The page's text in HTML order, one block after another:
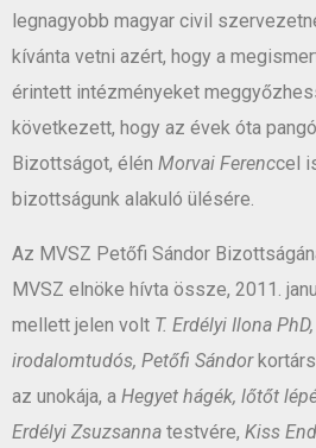
legnagyobb magyar civil
kívánta vetni azért, hogy a
érintett intézményeket
következett, hogy az évek óta
Bizottságot, élén Morvai Ferenccel
bizottságunk alakuló ülésére.
Az MVSZ Petőfi Sándor
MVSZ elnöke hívta össze, 2011.
mellett jelen volt T. Erdélyi Ilona
irodalomtudós, Petőfi Sándor
az unokája, a Hegyet hágék, lőtőt
Erdélyi Zsuzsanna testvére, Kiss